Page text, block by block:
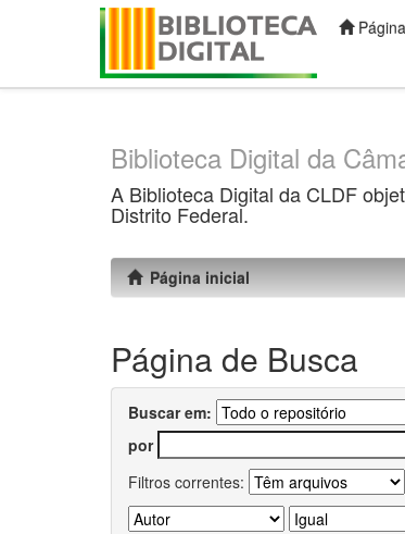
Biblioteca Digital da
A Biblioteca Digital da CLDF
Distrito Federal.
Página inicial
Página de Busca
Buscar em:
por
Filtros correntes: